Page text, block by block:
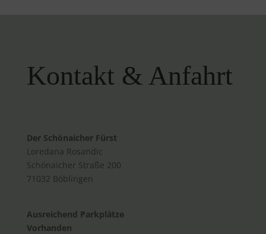
Kontakt & Anfahrt
Der Schönaicher Fürst
Loredana Rosandic
Schönaicher Straße 200
71032 Böblingen
Ausreichend Parkplätze
Vorhanden